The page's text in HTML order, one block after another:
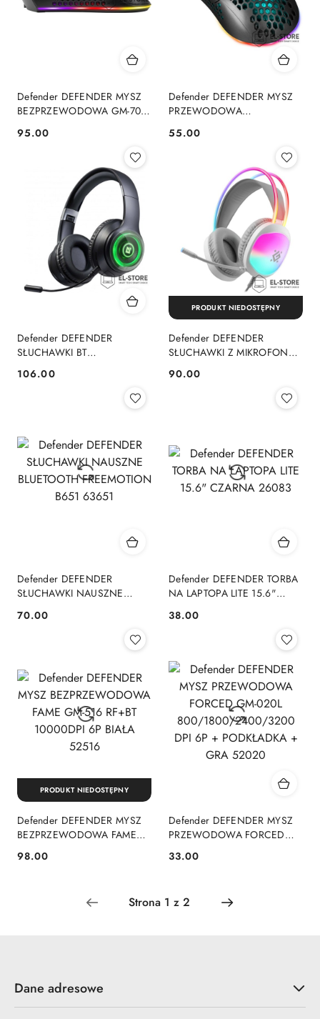
Defender DEFENDER MYSZ
BEZPRZEWODOWA GM-709L
8P, 5 TRYBÓW
DZIUROWANA 52709
Cena:
95.00
Defender DEFENDER MYSZ
PRZEWODOWA
620L OPTIC 12800 DPI 7P
PODŚWIETLENIE RGB 52620
Cena:
55.00
Defender DEFENDER
SŁUCHAWKI BT
63400
Cena:
106.00
Defender DEFENDER
SŁUCHAWKI Z MIKROFONEM
Cena:
90.00
PRODUKT NIEDOSTĘPNY
Defender DEFENDER
SŁUCHAWKI NAUSZNE
B651 63651
Cena:
70.00
Defender DEFENDER TORBA
NA LAPTOPA LITE 15.6"
Cena:
38.00
Defender DEFENDER MYSZ
BEZPRZEWODOWA FAME
BIAŁA 52516
Cena:
98.00
PRODUKT NIEDOSTĘPNY
Defender DEFENDER MYSZ
PRZEWODOWA FORCED
800/1800/2400/3200 DPI
Cena:
33.00
Dane adresowe